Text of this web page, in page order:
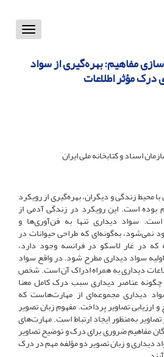
Toggle
مفاهیم: بهره‌گیری از سواد
درک مؤثر اطلاعات
اسناد و کتابخانه ملی ایران
محیط زندگی و دیگران، بهره‌گیری از رویکرد
بوده است. این رویکرد در زندگی آدمی از
است. سواد دیداری تنها به فن‌آوری‌ها و
نمی‌شود، به‌گونه‌ای که طراحی حیوانات در
که در غار لاسکو در فرانسه وجود دارد،
سواد دیداری مطرح شود. در واقع سواد
دیداری به همراه ادراک آن است. شخص
چگونه عناصر دیداری سبب درک کامل معنا
دیداری مجموعه‌ای از مهارت‌هاست که
تصاویر پرداخت. مفهوم زبان تصویر
تصاویر به‌منظور ایجاد ارتباط است. مهارت‌های
مفاهیم ضروری برای درک و توضیح تصاویر
دیداری و زبان تصویر دو مؤلفه مهم در درک